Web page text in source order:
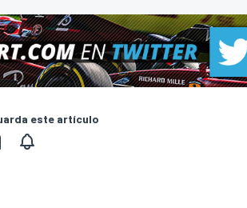
este artículo